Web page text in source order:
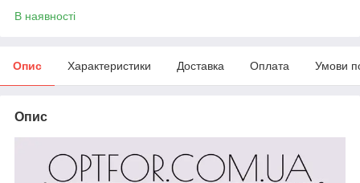
В наявності
Опис Характеристики Доставка Оплата Умови
Опис